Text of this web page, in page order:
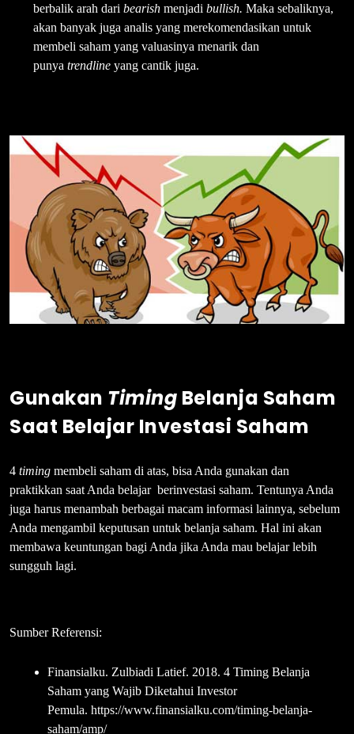
berbalik arah dari bearish menjadi bullish. Maka sebaliknya,
akan banyak juga analis yang merekomendasikan untuk
membeli saham yang valuasinya menarik dan
punya trendline yang cantik juga.
Gunakan Timing Belanja Saham
Saat Belajar Investasi Saham
4 timing membeli saham di atas, bisa Anda gunakan dan
praktikkan saat Anda belajar berinvestasi saham. Tentunya Anda
juga harus menambah berbagai macam informasi lainnya, sebelum
Anda mengambil keputusan untuk belanja saham. Hal ini akan
membawa keuntungan bagi Anda jika Anda mau belajar lebih
sungguh lagi.
Sumber Referensi:
Finansialku. Zulbiadi Latief. 2018. 4 Timing Belanja
Saham yang Wajib Diketahui Investor
Pemula. https://www.finansialku.com/timing-belanja-
saham/amp/